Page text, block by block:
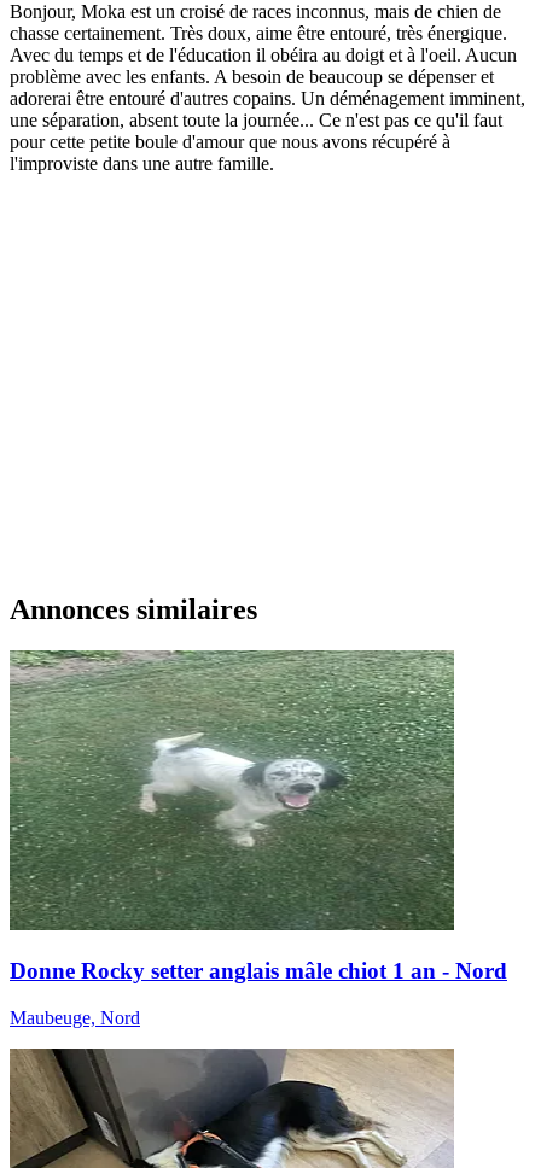
Bonjour, Moka est un croisé de races inconnus, mais de chien de
chasse certainement. Très doux, aime être entouré, très énergique.
Avec du temps et de l'éducation il obéira au doigt et à l'oeil. Aucun
problème avec les enfants. A besoin de beaucoup se dépenser et
adorerai être entouré d'autres copains. Un déménagement imminent,
une séparation, absent toute la journée... Ce n'est pas ce qu'il faut
pour cette petite boule d'amour que nous avons récupéré à
l'improviste dans une autre famille.
Annonces similaires
Donne Rocky setter anglais mâle chiot 1 an - Nord
Maubeuge, Nord